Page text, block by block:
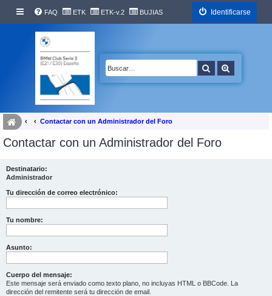
FAQ ETK ETK-v.2 BUJIAS Identificarse
Buscar
Contactar con un Administrador del Foro
Contactar con un Administrador del Foro
Destinatario:
Administrador
Tu dirección de correo electrónico:
Tu nombre:
Asunto:
Cuerpo del mensaje:
Este mensaje será enviado como texto plano, no incluyas HTML o BBCode. La
dirección del remitente será tu dirección de email.